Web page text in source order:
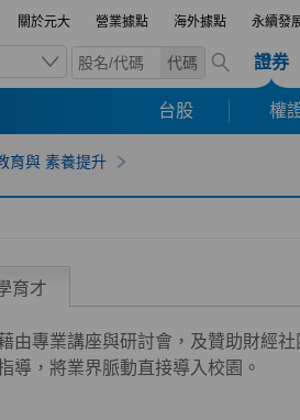
關於元大 營業據點 海外據點 永續發
代碼 證券
台股 權
育與 素養提升
育才
由專業講座與研討會，及贊助財經
導，將業界脈動直接導入校園。